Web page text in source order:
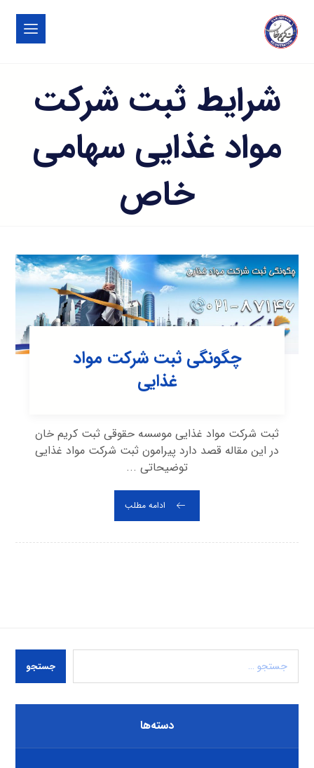
شرایط ثبت شرکت
مواد غذایی سهامی
خاص
چگونگی ثبت شرکت مواد
غذایی
ثبت شرکت مواد غذایی موسسه حقوقی ثبت کریم خان
در این مقاله قصد دارد پیرامون ثبت شرکت مواد غذایی
توضیحاتی ...
ادامه مطلب
جستجو
دسته‌ها